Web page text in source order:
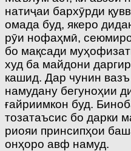
натиҷаи бархӯрди
омада буд, якеро
рӯи нофаҳмӣ,
бо мақсади
худ ба майдони
кашид. Дар чунин
намудану бегуноҳии
ғайриимкон буд.
тозатаъсис бо дарки
риояи принсипҳои
онҳоро авф намуд.